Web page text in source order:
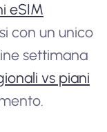
eSIM
con un unico
settimana
vs piani